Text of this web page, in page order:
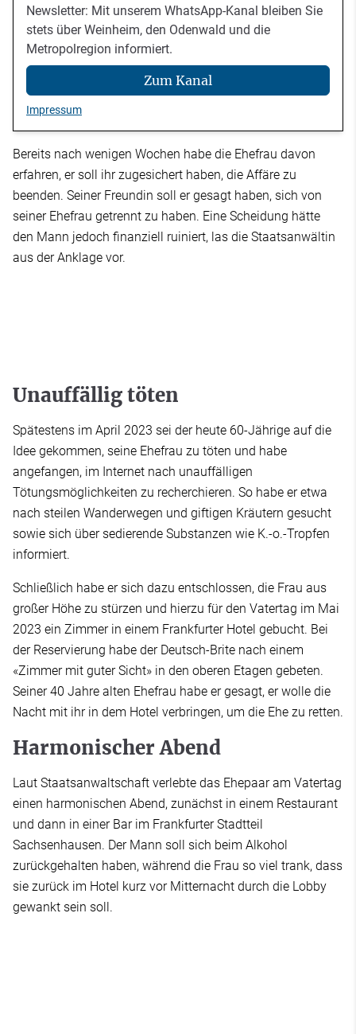
Newsletter: Mit unserem WhatsApp-Kanal bleiben Sie
stets über Weinheim, den Odenwald und die
Metropolregion informiert.
Zum Kanal
Impressum
Bereits nach wenigen Wochen habe die Ehefrau davon
erfahren, er soll ihr zugesichert haben, die Affäre zu
beenden. Seiner Freundin soll er gesagt haben, sich von
seiner Ehefrau getrennt zu haben. Eine Scheidung hätte
den Mann jedoch finanziell ruiniert, las die Staatsanwältin
aus der Anklage vor.
Unauffällig töten
Spätestens im April 2023 sei der heute 60-Jährige auf die
Idee gekommen, seine Ehefrau zu töten und habe
angefangen, im Internet nach unauffälligen
Tötungsmöglichkeiten zu recherchieren. So habe er etwa
nach steilen Wanderwegen und giftigen Kräutern gesucht
sowie sich über sedierende Substanzen wie K.-o.-Tropfen
informiert.
Schließlich habe er sich dazu entschlossen, die Frau aus
großer Höhe zu stürzen und hierzu für den Vatertag im Mai
2023 ein Zimmer in einem Frankfurter Hotel gebucht. Bei
der Reservierung habe der Deutsch-Brite nach einem
«Zimmer mit guter Sicht» in den oberen Etagen gebeten.
Seiner 40 Jahre alten Ehefrau habe er gesagt, er wolle die
Nacht mit ihr in dem Hotel verbringen, um die Ehe zu retten.
Harmonischer Abend
Laut Staatsanwaltschaft verlebte das Ehepaar am Vatertag
einen harmonischen Abend, zunächst in einem Restaurant
und dann in einer Bar im Frankfurter Stadtteil
Sachsenhausen. Der Mann soll sich beim Alkohol
zurückgehalten haben, während die Frau so viel trank, dass
sie zurück im Hotel kurz vor Mitternacht durch die Lobby
gewankt sein soll.